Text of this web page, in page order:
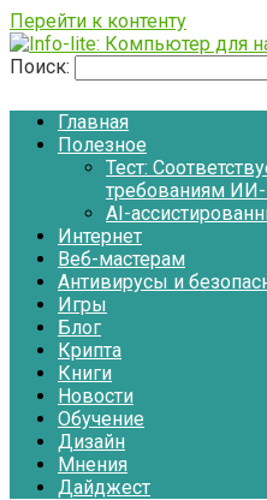
Перейти к контенту
Поиск:
Главная
Полезное
Тест:
требованиям
AI-
Интернет
Веб-мастерам
Антивирусы и
Игры
Блог
Крипта
Книги
Новости
Обучение
Дизайн
Мнения
Дайджест